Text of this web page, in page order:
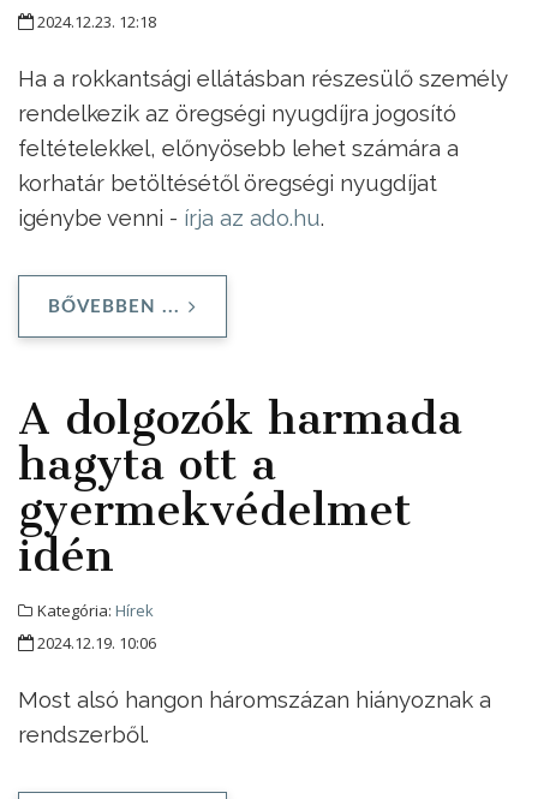
2024.12.23. 12:18
Ha a rokkantsági ellátásban részesülő személy
rendelkezik az öregségi nyugdíjra jogosító
feltételekkel, előnyösebb lehet számára a
korhatár betöltésétől öregségi nyugdíjat
igénybe venni - írja az ado.hu.
BŐVEBBEN ...
A dolgozók harmada
hagyta ott a
gyermekvédelmet
idén
Kategória: Hírek
2024.12.19. 10:06
Most alsó hangon háromszázan hiányoznak a
rendszerből.